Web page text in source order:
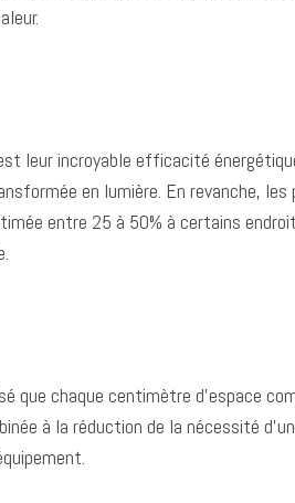
leur incroyable efficacité
en lumière. En revanche,
entre 25 à 50% à certains
chaque centimètre d’espace
à la réduction de la nécessité